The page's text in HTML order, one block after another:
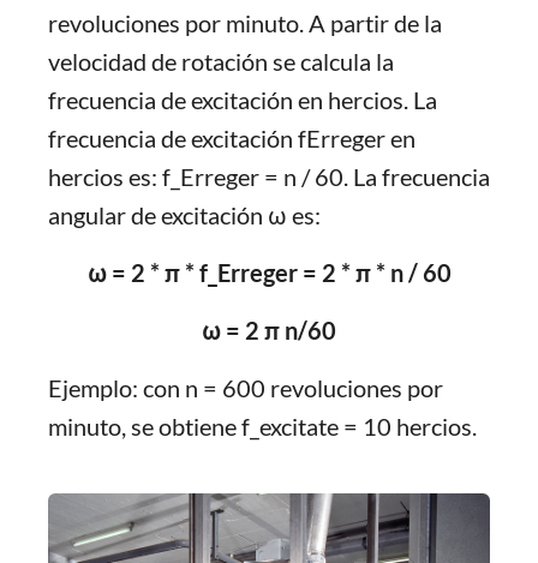
revoluciones por minuto. A partir de la
velocidad de rotación se calcula la
frecuencia de excitación en hercios. La
frecuencia de excitación fErreger en
hercios es: f_Erreger = n / 60. La frecuencia
angular de excitación ω es:
ω = 2 * π * f_Erreger = 2 * π * n / 60
ω = 2 π n/60
Ejemplo: con n = 600 revoluciones por
minuto, se obtiene f_excitate = 10 hercios.